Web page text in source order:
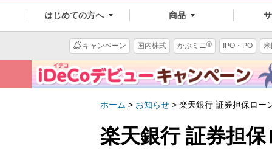
はじめての方へ 商品
キャンペーン 国内株式 かぶミニ® IPO・PO
ホーム > お知らせ > 楽天銀行 証券担保ロー
楽天銀行 証券担